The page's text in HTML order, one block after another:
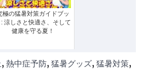
極の猛暑対策ガイドブッ
: 涼しさと快適さ、そして
健康を守る夏！
, 熱中症予防, 猛暑グッズ, 猛暑対策,